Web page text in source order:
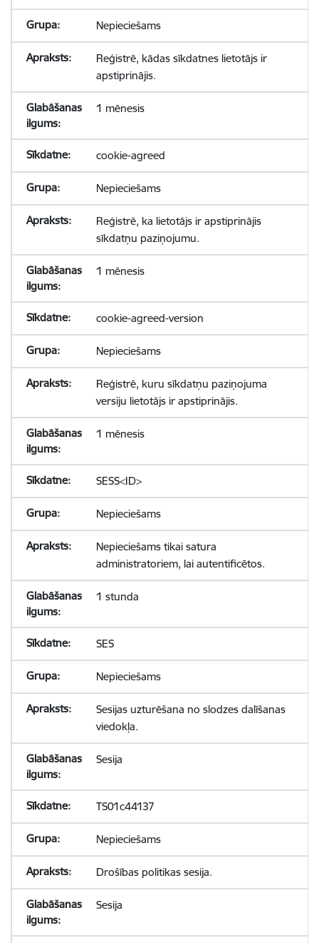
Nepieciešams
Reģistrē, kādas sīkdatnes lietotājs ir
apstiprinājis.
1 mēnesis
cookie-agreed
Nepieciešams
Reģistrē, ka lietotājs ir apstiprinājis
sīkdatņu paziņojumu.
1 mēnesis
cookie-agreed-version
Nepieciešams
Reģistrē, kuru sīkdatņu paziņojuma
versiju lietotājs ir apstiprinājis.
1 mēnesis
SESS<ID>
Nepieciešams
Nepieciešams tikai satura
administratoriem, lai autentificētos.
1 stunda
SES
Nepieciešams
Sesijas uzturēšana no slodzes dalīšanas
viedokļa.
Sesija
TS01c44137
Nepieciešams
Drošības politikas sesija.
Sesija